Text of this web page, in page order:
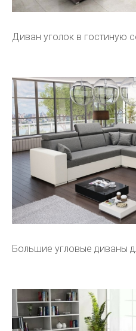
Диван уголок в гостиную
Большие угловые диваны